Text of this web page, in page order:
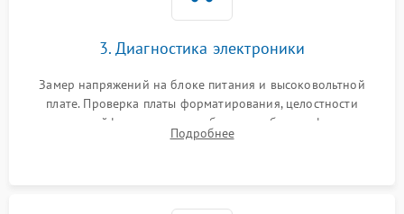
3. Диагностика электроники
Замер напряжений на блоке питания и высоковольтной
плате. Проверка платы форматирования, целостности
плоских шлейфов сканера и работоспособности флажков и
оптопар (датчиков прохождения бумаги).
Подробнее